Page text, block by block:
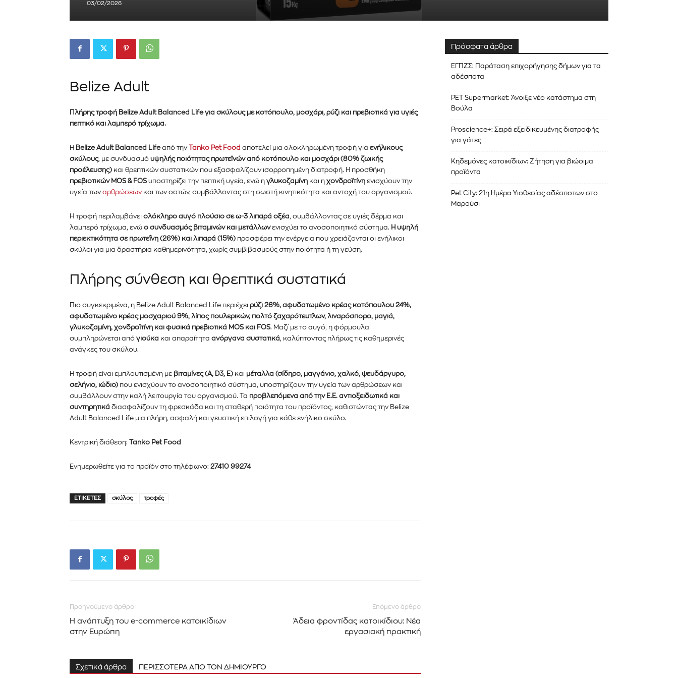
Εγγραφείτε στο Newsletter του
πρώτοι για τα νέα προϊόντα και τις
Για να εγγραφείτε, απλώς εισάγετε τη διεύθυνση email σας στον ιστότοπό μας ή
κάντε κλικ στο κουμπί εγγραφής παρακάτω. Μην ανησυχείτε, σεβόμαστε την
ιδιωτικότητά σας και δεν θα σας στείλουμε ανεπιθύμητα μηνύματα. Οι πληροφορίες
σας είναι ασφαλείς μαζί μας.
ΕΓΓΡΑΦΉ!
Διάβασα και αποδέχομαι την
03/02/2026
Belize Adult
Πλήρης τροφή Belize Adult Balanced Lifeγια σκύλους με κοτόπουλο, μοσχάρι, ρύζι και πρεβιοτικά για υγιές
πεπτικό και λαμπερό τρίχωμα.
Η Belize Adult Balanced Lifeαπό τηνTanko Pet Food αποτελεί μια ολοκληρωμένη τροφή για ενήλικους
σκύλους, με συνδυασμό υψηλής ποιότητας πρωτεϊνών από κοτόπουλο και μοσχάρι (80% ζωικής
προέλευσης) και θρεπτικών συστατικών που εξασφαλίζουν ισορροπημένη διατροφή. Η προσθήκη
πρεβιοτικών MOS & FOS υποστηρίζει την πεπτική υγεία, ενώ η γλυκοζαμίνη και η χονδροϊτίνη ενισχύουν την
υγεία τωναρθρώσεωνκαι των οστών, συμβάλλοντας στη σωστή κινητικότητα και αντοχή του οργανισμού.
Η τροφή περιλαμβάνει ολόκληρο αυγό πλούσιο σε ω-3 λιπαρά οξέα, συμβάλλοντας σε υγιές δέρμα και
λαμπερό τρίχωμα, ενώ ο συνδυασμός βιταμινών και μετάλλωνενισχύει το ανοσοποιητικό σύστημα. Η υψηλή
περιεκτικότητα σε πρωτεΐνη (26%) και λιπαρά (15%) προσφέρει την ενέργεια που χρειάζονται οι ενήλικοι
σκύλοι για μια δραστήρια καθημερινότητα, χωρίς συμβιβασμούς στην ποιότητα ή τη γεύση.
Πλήρης σύνθεση και θρεπτικά συστατικά
Πιο συγκεκριμένα, η Belize Adult Balanced Life περιέχει ρύζι 26%, αφυδατωμένο κρέας κοτόπουλου 24%,
αφυδατωμένο κρέας μοσχαριού 9%, λίπος πουλερικών, πολτό ζαχαρότευτλων, λιναρόσπορο, μαγιά,
γλυκοζαμίνη, χονδροϊτίνη και φυσικά πρεβιοτικά MOS και FOS. Μαζί με το αυγό, η φόρμουλα
συμπληρώνεται από γιούκα και απαραίτητα ανόργανα συστατικά, καλύπτοντας πλήρως τις καθημερινές
ανάγκες του σκύλου.
Η τροφή είναι εμπλουτισμένη με βιταμίνες (A, D3, E) και μέταλλα (σίδηρο, μαγγάνιο, χαλκό, ψευδάργυρο,
σελήνιο, ιώδιο) που ενισχύουν το ανοσοποιητικό σύστημα, υποστηρίζουν την υγεία των αρθρώσεων και
συμβάλλουν στην καλή λειτουργία του οργανισμού. Τα προβλεπόμενα από την Ε.Ε. αντιοξειδωτικά και
συντηρητικά διασφαλίζουν τη φρεσκάδα και τη σταθερή ποιότητα του προϊόντος, καθιστώντας την Belize
Adult Balanced Life μια πλήρη, ασφαλή και γευστική επιλογή για κάθε ενήλικο σκύλο.
Κεντρική διάθεση: Tanko Pet Food
Ενημερωθείτε για το προϊόν στο τηλέφωνο: 27410 99274
ΕΤΙΚΈΤΕΣ σκύλος τροφές
Προηγούμενο άρθρο
Η ανάπτυξη του e-commerce κατοικίδιων
στην Ευρώπη
Επόμενο άρθρο
Άδεια φροντίδας κατοικίδιου: Νέα
εργασιακή πρακτική
Σχετικά άρθρα ΠΕΡΙΣΣΟΤΕΡΑ ΑΠΟ ΤΟΝ ΔΗΜΙΟΥΡΓΟ
Πρόσφατα άρθρα
ΕΓΠΖΣ: Παράταση επιχορήγησης δήμων για τα
αδέσποτα
PET Supermarket: Άνοιξε νέο κατάστημα στη
Βούλα
Proscience+: Σειρά εξειδικευμένης διατροφής
για γάτες
Κηδεμόνες κατοικίδιων: Ζήτηση για βιώσιμα
προϊόντα
Pet City: 21η Ημέρα Υιοθεσίας αδέσποτων στο
Μαρούσι